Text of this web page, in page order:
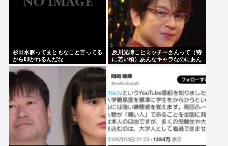
杉田水脈ってまともなこと言ってる
から叩かれるんだな
及川光博ことミッチーさんって（特
に若い頃）あんなキャラなのにあん
まアンチおらんよな、男でも